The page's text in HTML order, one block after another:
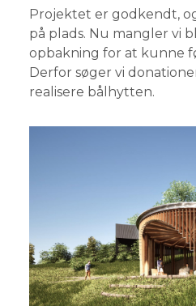
Projektet er godkendt,
på plads. Nu mangler vi
opbakning for at kunne
Derfor søger vi
realisere bålhytten.